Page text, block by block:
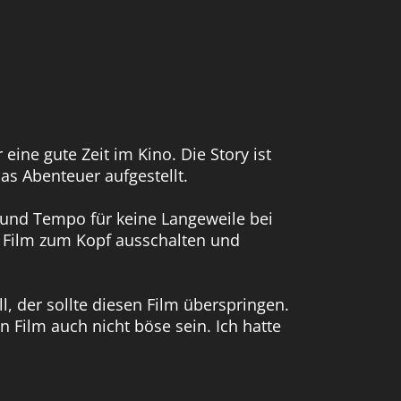
gute Zeit im Kino. Die Story ist
Abenteuer aufgestellt.
Tempo für keine Langeweile bei
zum Kopf ausschalten und
der sollte diesen Film überspringen.
Film auch nicht böse sein. Ich hatte